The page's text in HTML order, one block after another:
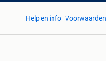
Help en info Voorwaarden